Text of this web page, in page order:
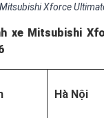
Mitsubishi Xforce
xe Mitsubishi
Hà Nội